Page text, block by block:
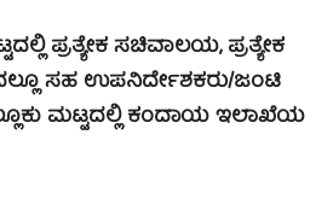
ಪ್ರತ್ಯೇಕ ಸಚಿವಾಲಯ, ಪ್ರತ್ಯೇಕ
ಸಹ ಉಪನಿರ್ದೇಶಕರು/ಜಂಟಿ
ಮಟ್ಟದಲ್ಲಿ ಕಂದಾಯ ಇಲಾಖೆಯ